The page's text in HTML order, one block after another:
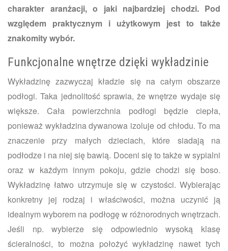
charakter aranżacji, o jaki najbardziej chodzi. Pod
względem praktycznym i użytkowym jest to także
znakomity wybór.
Funkcjonalne wnętrze dzięki wykładzinie
Wykładzinę zazwyczaj kładzie się na całym obszarze
podłogi. Taka jednolitość sprawia, że wnętrze wydaje się
większe. Cała powierzchnia podłogi będzie ciepła,
ponieważ wykładzina dywanowa izoluje od chłodu. To ma
znaczenie przy małych dzieciach, które siadają na
podłodze i na niej się bawią. Doceni się to także w sypialni
oraz w każdym innym pokoju, gdzie chodzi się boso.
Wykładzinę łatwo utrzymuje się w czystości. Wybierając
konkretny jej rodzaj i właściwości, można uczynić ją
idealnym wyborem na podłogę w różnorodnych wnętrzach.
Jeśli np. wybierze się odpowiednio wysoką klasę
ścieralności, to można położyć wykładzinę nawet tych